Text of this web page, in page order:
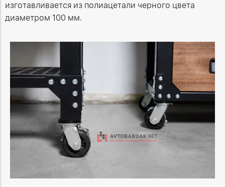
изготавливается из полиацетали черного цвета
диаметром 100 мм.